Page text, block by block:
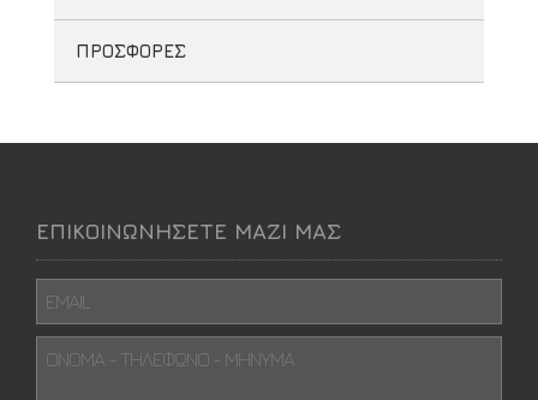
ΠΡΟΣΦΟΡΕΣ
ΕΠΙΚΟΙΝΩΝΗΣΕΤΕ ΜΑΖΙ ΜΑΣ